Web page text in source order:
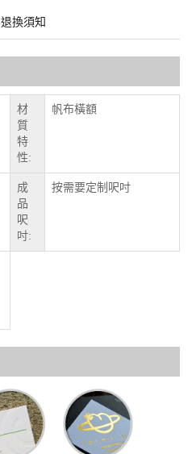
退換須知
材
質
特
性:
帆布橫額
成
品
呎
吋:
按需要定制呎吋